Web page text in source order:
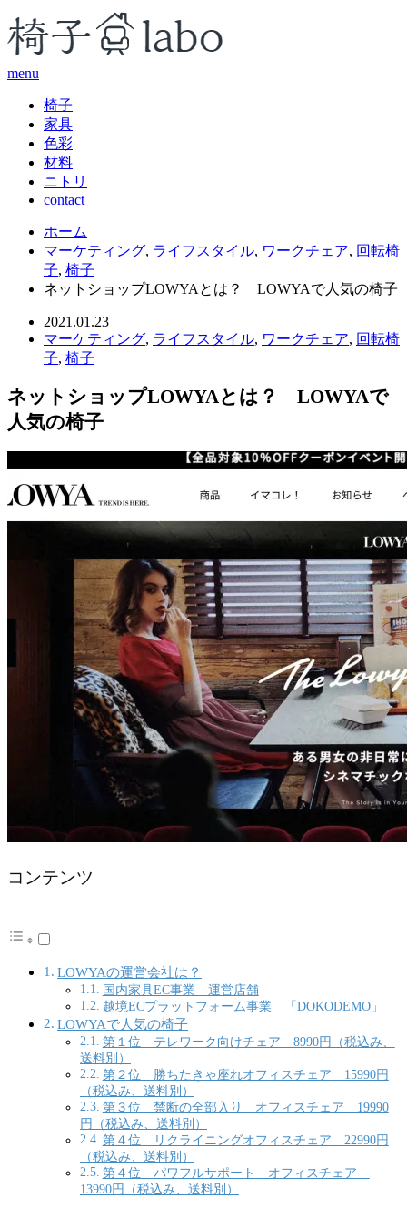
menu
椅子
家具
色彩
材料
ニトリ
contact
ホーム
マーケティング, ライフスタイル, ワークチェア, 回転椅
子, 椅子
ネットショップLOWYAとは？ LOWYAで人気の椅子
2021.01.23
マーケティング, ライフスタイル, ワークチェア, 回転椅
子, 椅子
ネットショップLOWYAとは？ LOWYAで
人気の椅子
コンテンツ
LOWYAの運営会社は？
国内家具EC事業 運営店舗
越境ECプラットフォーム事業 「DOKODEMO」
LOWYAで人気の椅子
第１位 テレワーク向けチェア 8990円（税込み、
送料別）
第２位 勝ちたきゃ座れオフィスチェア 15990円
（税込み、送料別）
第３位 禁断の全部入り オフィスチェア 19990
円（税込み、送料別）
第４位 リクライニングオフィスチェア 22990円
（税込み、送料別）
第４位 パワフルサポート オフィスチェア
13990円（税込み、送料別）